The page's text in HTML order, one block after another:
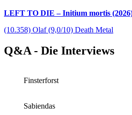
LEFT TO DIE – Initium mortis
(10.358) Olaf (9,0/10) Death Metal
Q&A - Die Interviews
Finsterforst
Sabiendas